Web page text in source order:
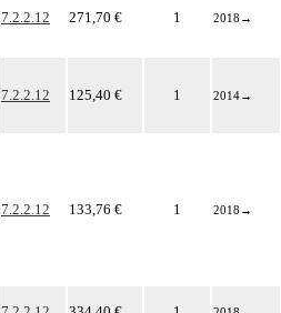
7.2.2.12 271,70 € 1 2018 →
7.2.2.12 125,40 € 1 2014→
7.2.2.12 133,76 € 1 2018 →